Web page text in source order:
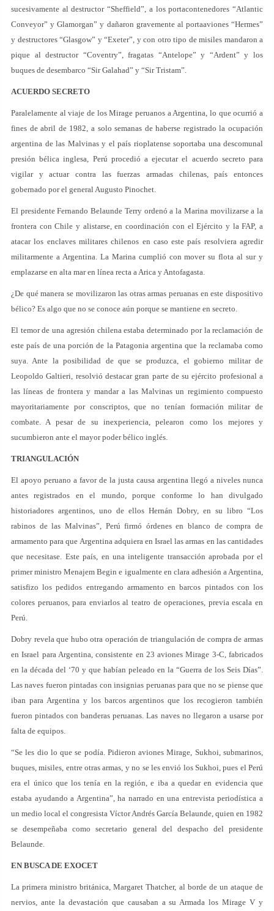
sucesivamente al destructor “Sheffield”, a los portacontenedores “Atlantic
Conveyor” y Glamorgan” y dañaron gravemente al portaaviones “Hermes”
y destructores “Glasgow” y “Exeter”, y con otro tipo de misiles mandaron a
pique al destructor “Coventry”, fragatas “Antelope” y “Ardent” y los
buques de desembarco “Sir Galahad” y “Sir Tristam”.
ACUERDO SECRETO
Paralelamente al viaje de los Mirage peruanos a Argentina, lo que ocurrió a
fines de abril de 1982, a solo semanas de haberse registrado la ocupación
argentina de las Malvinas y el país rioplatense soportaba una descomunal
presión bélica inglesa, Perú procedió a ejecutar el acuerdo secreto para
vigilar y actuar contra las fuerzas armadas chilenas, país entonces
gobernado por el general Augusto Pinochet.
El presidente Fernando Belaunde Terry ordenó a la Marina movilizarse a la
frontera con Chile y alistarse, en coordinación con el Ejército y la FAP, a
atacar los enclaves militares chilenos en caso este país resolviera agredir
militarmente a Argentina. La Marina cumplió con mover su flota al sur y
emplazarse en alta mar en línea recta a Arica y Antofagasta.
¿De qué manera se movilizaron las otras armas peruanas en este dispositivo
bélico? Es algo que no se conoce aún porque se mantiene en secreto.
El temor de una agresión chilena estaba determinado por la reclamación de
este país de una porción de la Patagonia argentina que la reclamaba como
suya. Ante la posibilidad de que se produzca, el gobierno militar de
Leopoldo Galtieri, resolvió destacar gran parte de su ejército profesional a
las líneas de frontera y mandar a las Malvinas un regimiento compuesto
mayoritariamente por conscriptos, que no tenían formación militar de
combate. A pesar de su inexperiencia, pelearon como los mejores y
sucumbieron ante el mayor poder bélico inglés.
TRIANGULACIÓN
El apoyo peruano a favor de la justa causa argentina llegó a niveles nunca
antes registrados en el mundo, porque conforme lo han divulgado
historiadores argentinos, uno de ellos Hernán Dobry, en su libro “Los
rabinos de las Malvinas”, Perú firmó órdenes en blanco de compra de
armamento para que Argentina adquiera en Israel las armas en las cantidades
que necesitase. Este país, en una inteligente transacción aprobada por el
primer ministro Menajem Begin e igualmente en clara adhesión a Argentina,
satisfizo los pedidos entregando armamento en barcos pintados con los
colores peruanos, para enviarlos al teatro de operaciones, previa escala en
Perú.
Dobry revela que hubo otra operación de triangulación de compra de armas
en Israel para Argentina, consistente en 23 aviones Mirage 3-C, fabricados
en la década del ‘70 y que habían peleado en la “Guerra de los Seis Días”.
Las naves fueron pintadas con insignias peruanas para que no se piense que
iban para Argentina y los barcos argentinos que los recogieron también
fueron pintados con banderas peruanas. Las naves no llegaron a usarse por
falta de equipos.
“Se les dio lo que se podía. Pidieron aviones Mirage, Sukhoi, submarinos,
buques, misiles, entre otras armas, y no se les envió los Sukhoi, pues el Perú
era el único que los tenía en la región, e iba a quedar en evidencia que
estaba ayudando a Argentina”, ha narrado en una entrevista periodística a
un medio local el congresista Víctor Andrés García Belaunde, quien en 1982
se desempeñaba como secretario general del despacho del presidente
Belaunde.
EN BUSCA DE EXOCET
La primera ministro británica, Margaret Thatcher, al borde de un ataque de
nervios, ante la devastación que causaban a su Armada los Mirage V y